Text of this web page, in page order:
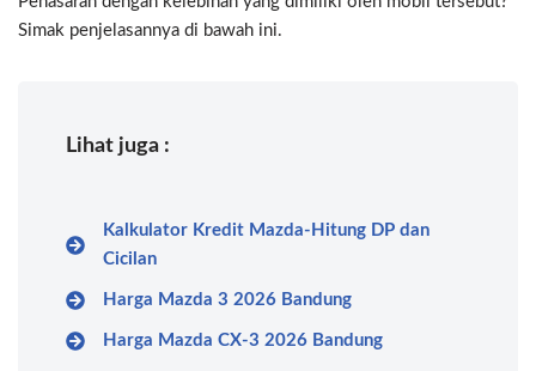
Simak penjelasannya di bawah ini.
Lihat juga :
Kalkulator Kredit Mazda-Hitung DP dan
Cicilan
Harga Mazda 3 2026 Bandung
Harga Mazda CX-3 2026 Bandung